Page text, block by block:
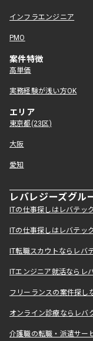
インフラエンジニア
PMO
案件特徴
高単価
実務経験が浅い方OK
エリア
東京都(23区)
大阪
愛知
レバレジーズグル
ITの仕事探しはレバテッ
ITの仕事探しはレバテッ
IT転職スカウトならレバ
ITエンジニア就活ならレ
フリーランスの案件探し
オンライン診療ならレバ
介護職の転職・派遣サー